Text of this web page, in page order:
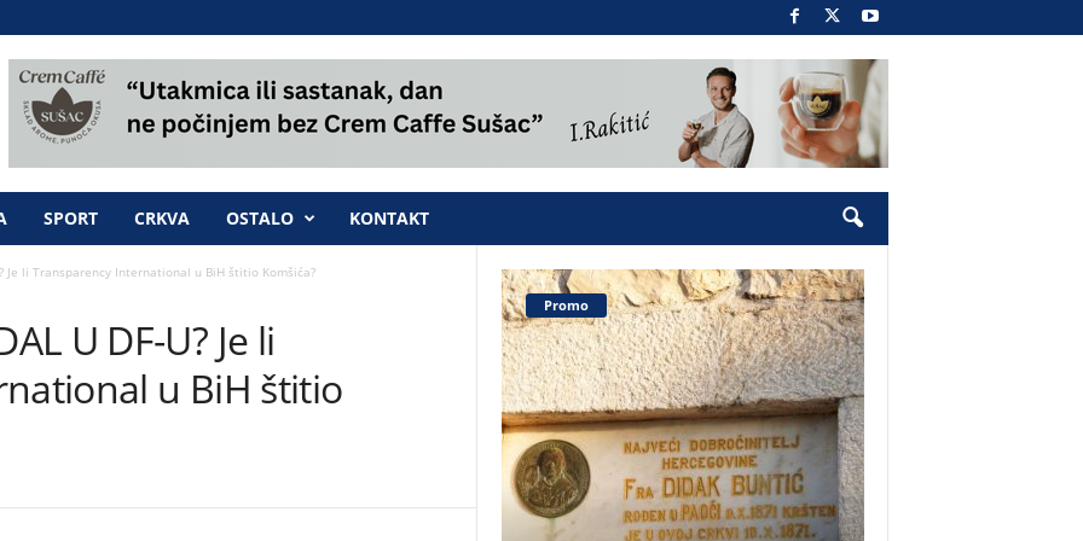
SPORT CRKVA OSTALO KONTAKT
Je li Transparency International u BiH štitio Komšića?
U DF-U? Je li
u BiH štitio
Promo